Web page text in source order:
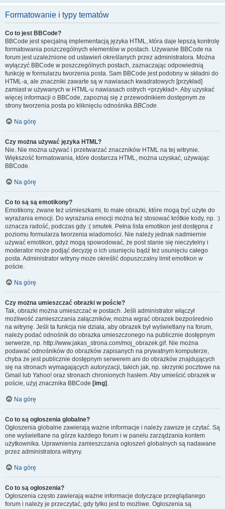
Formatowanie i typy tematów
Co to jest BBCode?
BBCode jest specjalną implementacją języka HTML, która daje lepszą kontrolę
formatowania poszczególnych elementów w postach. Używanie BBCode na
forum jest uzależnione od ustawień określanych przez administratora. Można
wyłączyć BBCode w poszczególnych postach, zaznaczając odpowiednią
funkcję w formularzu tworzenia posta. Sam BBCode jest podobny w składni do
HTML-a, ale znaczniki zawarte są w nawiasach kwadratowych [przykład]
zamiast w używanych w HTML-u nawiasach ostrych <przykład>. Aby uzyskać
więcej informacji o BBCode, zapoznaj się z przewodnikiem dostępnym ze
strony tworzenia posta po kliknięciu odnośnika BBCode.
Na górę
Czy można używać języka HTML?
Nie. Nie można używać i przetwarzać znaczników HTML na tej witrynie.
Większość formatowania, które dostarcza HTML, można uzyskać, używając
BBCode.
Na górę
Co to są są emotikony?
Emotikony, zwane też uśmieszkami, to małe obrazki, które mogą być użyte do
wyrażania emocji. Do wyrażania emocji można też stosować krótkie kody, np. :)
oznacza radość, podczas gdy :( smutek. Pełna lista emotikon jest dostępna z
poziomu formularza tworzenia wiadomości. Nie należy jednak nadmiernie
używać emotikon, gdyż mogą spowodować, że post stanie się nieczytelny i
moderator może podjąć decyzję o ich usunięciu bądź też usunięciu całego
posta. Administrator witryny może określić dopuszczalny limit emotikon w
poście.
Na górę
Czy można umieszczać obrazki w poście?
Tak, obrazki można umieszczać w postach. Jeśli administrator włączył
możliwość zamieszczania załączników, można wgrać obrazek bezpośrednio
na witrynę. Jeśli ta funkcja nie działa, aby obrazek był wyświetlany na forum,
należy podać odnośnik do obrazka umieszczonego na publicznie dostępnym
serwerze, np. http://www.jakas_strona.com/moj_obrazek.gif. Nie można
podawać odnośników do obrazków zapisanych na prywatnym komputerze,
chyba że jest publicznie dostępnym serwerem ani do obrazków znajdujących
się na stronach wymagających autoryzacji, takich jak, np. skrzynki pocztowe na
Gmail lub Yahoo! oraz stronach chronionych hasłem. Aby umieścić obrazek w
poście, użyj znacznika BBCode [img] .
Na górę
Co to są ogłoszenia globalne?
Ogłoszenia globalne zawierają ważne informacje i należy zawsze je czytać. Są
one wyświetlane na górze każdego forum i w panelu zarządzania kontem
użytkownika. Uprawnienia zamieszczania ogłoszeń globalnych są nadawane
przez administratora witryny.
Na górę
Co to są ogłoszenia?
Ogłoszenia często zawierają ważne informacje dotyczące przeglądanego
forum i należy je przeczytać, gdy tylko jest to możliwe. Ogłoszenia są